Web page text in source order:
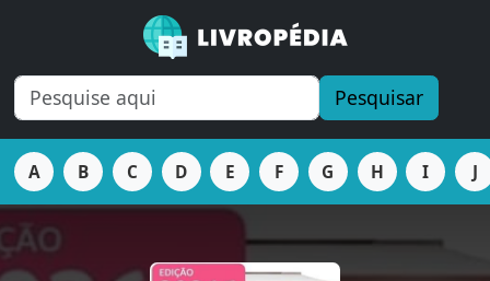
Pesquisar
A B C D E F G H I J